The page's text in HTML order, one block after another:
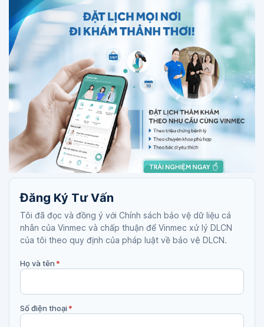
Đăng Ký Tư Vấn
Tôi đã đọc và đồng ý với Chính sách bảo vệ dữ liệu cá
nhân của Vinmec và chấp thuận để Vinmec xử lý DLCN
của tôi theo quy định của pháp luật về bảo vệ DLCN.
Họ và tên*
Số điện thoại*